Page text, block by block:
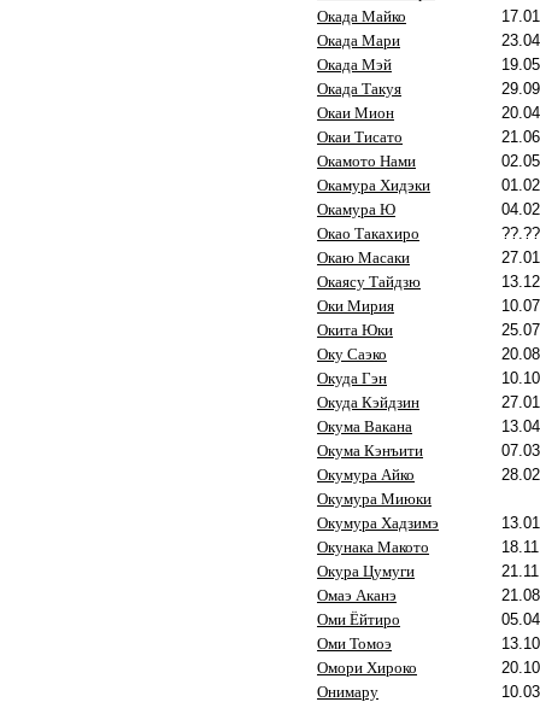
Окада Майко
Окада Мари
Окада Мэй
Окада Такуя
Окаи Мион
Окаи Тисато
Окамото Нами
Окамура Хидэки
Окамура Ю
Окао Такахиро
Окаю Масаки
Окаясу Тайдзю
Оки Мирия
Окита Юки
Оку Саэко
Окуда Гэн
Окуда Кэйдзин
Окума Вакана
Окума Кэнъити
Окумура Айко
Окумура Миюки
Окумура Хадзимэ
Окунака Макото
Окура Цумуги
Омаэ Аканэ
Оми Ёйтиро
Оми Томоэ
Омори Хироко
Онимару